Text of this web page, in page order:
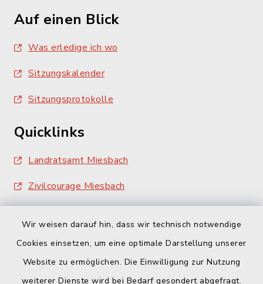
Wir weisen darauf hin, dass wir technisch notwendige
Cookies einsetzen, um eine optimale Darstellung unserer
Website zu ermöglichen. Die Einwilligung zur Nutzung
weiterer Dienste wird bei Bedarf gesondert abgefragt.
Auf einen Blick
Was erledige ich wo
Sitzungskalender
Sitzungsprotokolle
Quicklinks
Landratsamt Miesbach
Zivilcourage Miesbach